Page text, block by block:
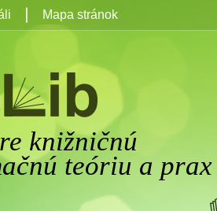
knižničnú
teóriu a prax
Mapa stránok